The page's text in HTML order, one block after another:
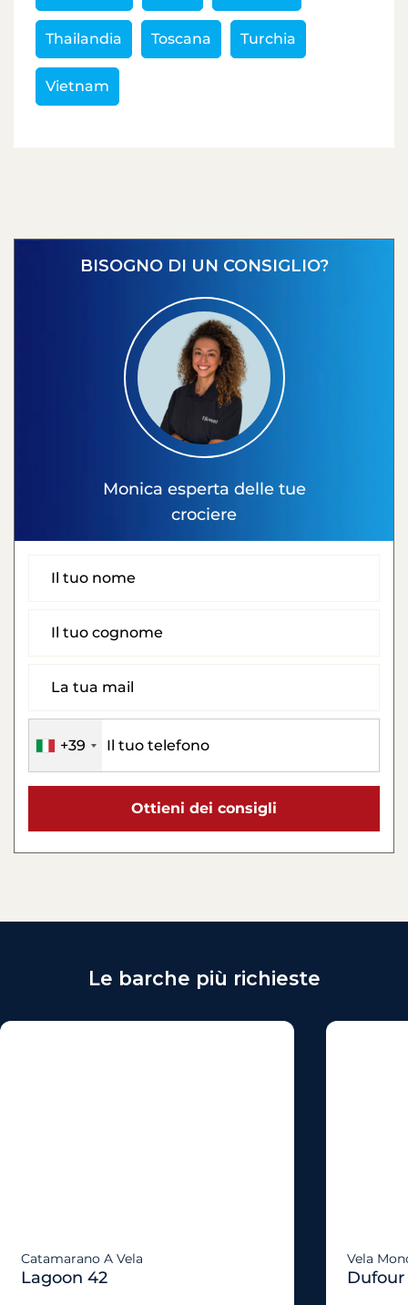
Thailandia Toscana Turchia
Vietnam
BISOGNO DI UN CONSIGLIO?
Monica esperta delle tue
crociere
+39
Ottieni dei consigli
Le barche più richieste
Catamarano A Vela
Lagoon 42
Vela
Dufour